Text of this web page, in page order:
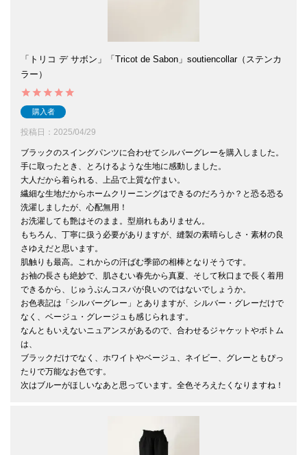
「トリコ デ サボン」「Tricot de Sabon」soutiencollar（ステンカ
ラー）
購入者
投稿日 2025/04/29
ブラックのスイングパンツに合わせてシルバーグレーを購入しました。
手に取ったとき、とろけるような生地に感動しました。
大人だから着られる、上品で上質な佇まい。
繊細な生地だからホームクリーニングはできるのだろうか？と恐る恐る
洗濯しましたが、心配無用！
お洗濯しても艶はそのまま。型崩れもありません。
もちろん、丁寧に扱う必要がありますが、縫製の素晴らしさ・素材の良
さゆえだと思います。
肌触りも最高。これからの汗ばむ季節の相棒となりそうです。
お袖の長さも絶妙で、肌さむい春先から真夏、そして秋口まで長く着用
できるから、じゅうぶんコスパが良いのではないでしょうか。
お色表記は「シルバーグレー」とありますが、シルバー・グレーだけで
なく、ベージュ・グレージュも感じられます。
なんともいえないニュアンスがあるので、合わせるジャケットやボトム
は、
ブラックだけでなく、ホワイトやベージュ、ネイビー、グレーともぴっ
たりで万能なお色です。
次はブルーがほしいなあと思っています。全色そろえたくなりますね！